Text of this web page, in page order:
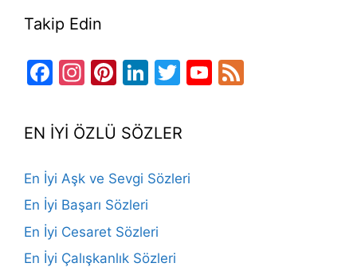
Takip Edin
Facebook
Instagram
Pinterest
LinkedIn
TwitterYouTube
EN İYİ ÖZLÜ SÖZLER
En İyi Aşk ve Sevgi Sözleri
En İyi Başarı Sözleri
En İyi Cesaret Sözleri
En İyi Çalışkanlık Sözleri